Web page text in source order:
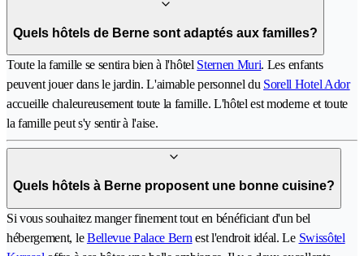
Quels hôtels de Berne sont adaptés aux familles?
Toute la famille se sentira bien à l'hôtel Sternen Muri. Les enfants
peuvent jouer dans le jardin. L'aimable personnel du Sorell Hotel Ador
accueille chaleureusement toute la famille. L'hôtel est moderne et toute
la famille peut s'y sentir à l'aise.
Quels hôtels à Berne proposent une bonne cuisine?
Si vous souhaitez manger finement tout en bénéficiant d'un bel
hébergement, leBellevue Palace Bern est l'endroit idéal. Le Swissôtel